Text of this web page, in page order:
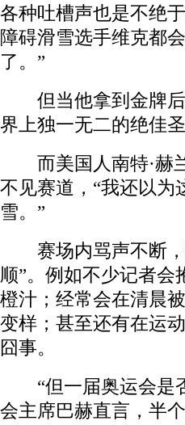
各种吐槽声也是不绝
障碍滑雪选手维克都
了。”
但当他拿到金牌后
界上独一无二的绝佳
而美国人南特·赫兰
不见赛道，“我还以为
雪。”
赛场内骂声不断，
顺”。例如不少记者
橙汁；经常会在清晨
变样；甚至还有在运
囧事。
“但一届奥运会是否
会主席巴赫直言，半